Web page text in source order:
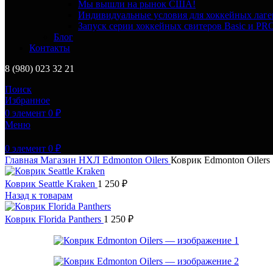
Мы вышли на рынок США!
Индивидуальные условия для хоккейных
Запуск серии хоккейных свитеров Basic и
Блог
Контакты
8 (980) 023 32 21
Поиск
Избранное
0 элемент 0 ₽
Меню
0 элемент 0 ₽
Главная Магазин НХЛ Edmonton Oilers Коврик Edmonton Oilers
Коврик Seattle Kraken 1 250 ₽
Назад к товарам
Коврик Florida Panthers 1 250 ₽